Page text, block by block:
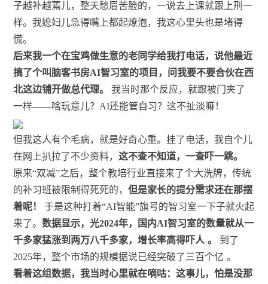
子越补越蔫儿，整天愁眉苦脸的，一说去上课就跟上刑一
样。我媳妇儿急得嘴上都起燎泡，我这心里头也是堵得
慌。
后来我一个在宝鸡做生意的老同学给我打电话，说他最近
搞了个叫脑客书房AI智习室的项目，问我要不要合伙在西
北这边铺开做总代理。
我当时那个反应，就跟被门夹了
一样——啥玩意儿？AI还能管自习？这不扯淡嘛！
但我这人有个毛病，就是好奇心重。挂了电话，我自个儿
在网上扒拉了不少资料，这不查不知道，一查吓一跳。
原来“双减”之后，整个教培行业直接来了个大洗牌，传统
的补习班被限制得死死的，但是家长的提分需求还在那摆
着呢！
于是这种打着“AI智能”旗号的智习室一下子就火起
来了。数据显示，光2024年，国内AI智习室的数量就从一
千多家猛涨到两万八千多家，增长率高得吓人 。
到了
2025年，整个市场的规模据说已经突破了三百个亿 。
看着这组数据，我当时心里就在嘀咕：这事儿，怕是没那